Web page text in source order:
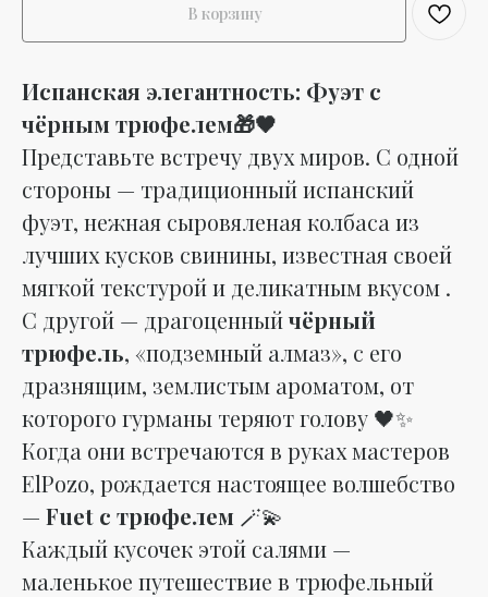
В корзину
Испанская элегантность: Фуэт с
чёрным трюфелем🎁🖤
Представьте встречу двух миров. С одной
стороны — традиционный испанский
фуэт, нежная сыровяленая колбаса из
лучших кусков свинины, известная своей
мягкой текстурой и деликатным вкусом .
С другой — драгоценныйчёрный
трюфель, «подземный алмаз», с его
дразнящим, землистым ароматом, от
которого гурманы теряют голову 🖤✨
Когда они встречаются в руках мастеров
ElPozo, рождается настоящее волшебство
— Fuet с трюфелем 🪄💫
Каждый кусочек этой салями —
маленькое путешествие в трюфельный